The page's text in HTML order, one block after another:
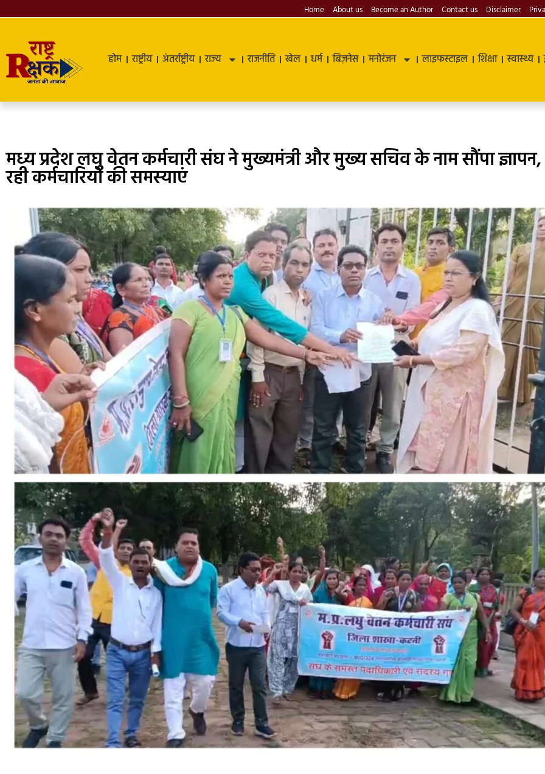
Home About us Become an Author Contact us Disclaimer
होम राष्ट्रीय अंतर्राष्ट्रीय राज्य राजनीति खेल धर्म बिज़नेस मनोरंजन लाइफस्टाइल शिक्षा स्वास्थ्य
मध्य प्रदेश लघु वेतन कर्मचारी संघ ने मुख्यमंत्री और मुख्य सचिव के नाम सौंपा ज्ञापन,
रही कर्मचारियों की समस्याएं